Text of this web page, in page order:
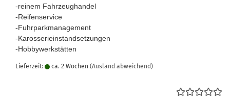
-reinem Fahrzeughandel
-Reifenservice
-Fuhrparkmanagement
-Karosserieinstandsetzungen
-Hobbywerkstätten
Lieferzeit: ca. 2 Wochen (Ausland abweichend)